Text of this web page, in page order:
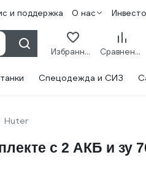
и поддержка О нас
Избранное Сравнение
Спецодежда и СИЗ
Huter
с 2 АКБ и зу